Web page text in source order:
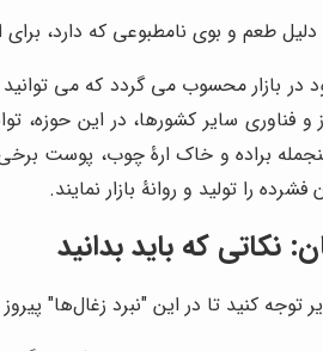
دلیل طعم و بوی نامطبوعی که دارد،
در بازار محسوب می گردد که می
و فناوری سایر کشورها، در این
براده و خاک ارۀ چوب، پوست برخی
را تولید و روانۀ بازار نمایند.
نکاتی که باید بدانید
توجه کنید تا در این "نبرد زغال‌ها"